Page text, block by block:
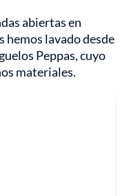
abiertas en
hemos lavado desde
Peppas, cuyo
materiales.